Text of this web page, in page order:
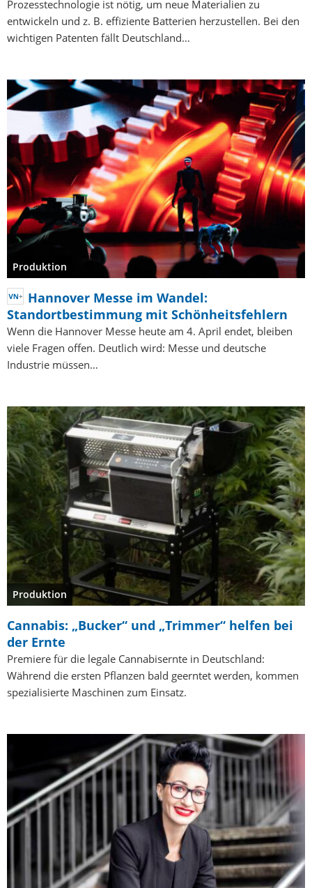
Prozesstechnologie ist nötig, um neue Materialien zu
entwickeln und z. B. effiziente Batterien herzustellen. Bei den
wichtigen Patenten fällt Deutschland…
Produktion
Hannover Messe im Wandel:
Standortbestimmung mit Schönheitsfehlern
Wenn die Hannover Messe heute am 4. April endet, bleiben
viele Fragen offen. Deutlich wird: Messe und deutsche
Industrie müssen…
Produktion
Cannabis: „Bucker“ und „Trimmer“ helfen bei
der Ernte
Premiere für die legale Cannabisernte in Deutschland:
Während die ersten Pflanzen bald geerntet werden, kommen
spezialisierte Maschinen zum Einsatz.